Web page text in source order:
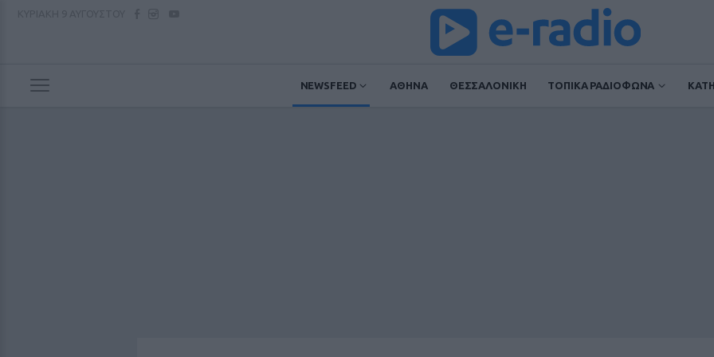
NEWSFEED ΑΘΗΝΑ ΘΕΣΣΑΛΟΝΙΚΗ ΤΟΠΙΚΑ ΡΑΔΙΟΦΩΝΑ